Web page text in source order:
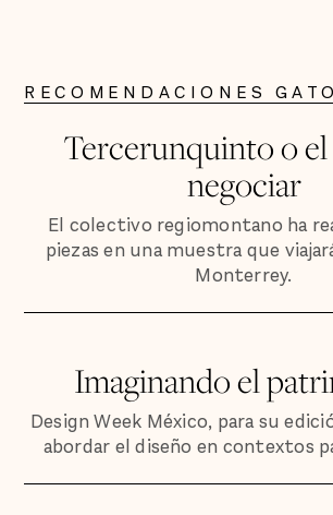
RECOMENDACIONES
Tercerunquinto o
negociar
El colectivo regiomontano ha
piezas en una muestra que
Monterrey.
Imaginando el
Design Week México, para su
abordar el diseño en contextos